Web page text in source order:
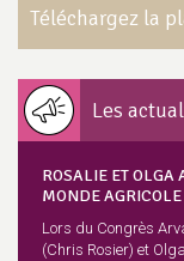
Téléchargez la
Les
ROSALIE ET OLGA
MONDE AGRICOLE
Lors du Congrès
(Chris Rosier) et